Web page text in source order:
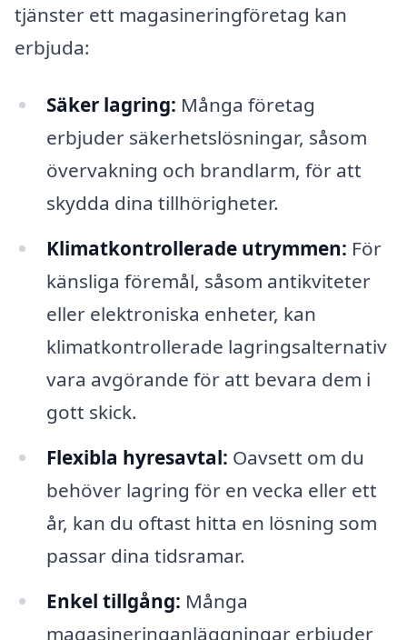
tjänster ett magasineringföretag kan
erbjuda:
Säker lagring: Många företag
erbjuder säkerhetslösningar, såsom
övervakning och brandlarm, för att
skydda dina tillhörigheter.
Klimatkontrollerade utrymmen: För
känsliga föremål, såsom antikviteter
eller elektroniska enheter, kan
klimatkontrollerade lagringsalternativ
vara avgörande för att bevara dem i
gott skick.
Flexibla hyresavtal: Oavsett om du
behöver lagring för en vecka eller ett
år, kan du oftast hitta en lösning som
passar dina tidsramar.
Enkel tillgång: Många
magasineringanläggningar erbjuder